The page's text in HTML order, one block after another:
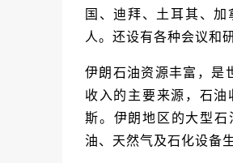
国、迪拜、土耳其、
人。还设有各种会议和
伊朗石油资源丰富，是
收入的主要来源，石
斯。伊朗地区的大型
油、天然气及石化设备